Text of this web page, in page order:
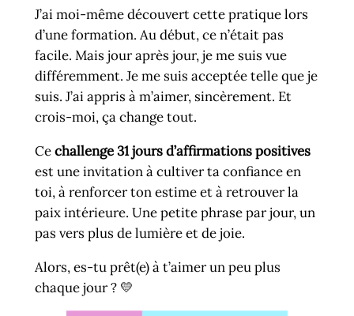
J’ai moi-même découvert cette pratique lors
d’une formation. Au début, ce n’était pas
facile. Mais jour après jour, je me suis vue
différemment. Je me suis acceptée telle que je
suis. J’ai appris à m’aimer, sincèrement. Et
crois-moi, ça change tout.
Cechallenge 31 jours d’affirmations positives
est une invitation à cultiver ta confiance en
toi, à renforcer ton estime et à retrouver la
paix intérieure. Une petite phrase par jour, un
pas vers plus de lumière et de joie.
Alors, es-tu prêt(e) à t’aimer un peu plus
chaque jour ? 💛